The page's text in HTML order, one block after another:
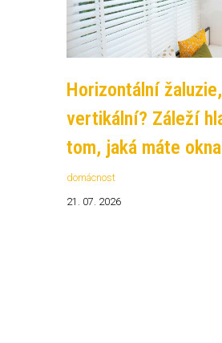
Horizontální
vertikální? Záleží
tom, jaká máte okna
domácnost
21. 07. 2026